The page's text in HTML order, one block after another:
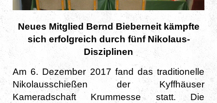
Neues Mitglied Bernd Bieberneit kämpfte
sich erfolgreich durch fünf Nikolaus-
Disziplinen
Am 6. Dezember 2017 fand das traditionelle
Nikolausschießen der Kyffhäuser
Kameradschaft Krummesse statt. Die